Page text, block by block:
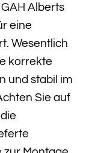
Alberts
eine
Wesentlich
korrekte
und stabil im
Sie auf